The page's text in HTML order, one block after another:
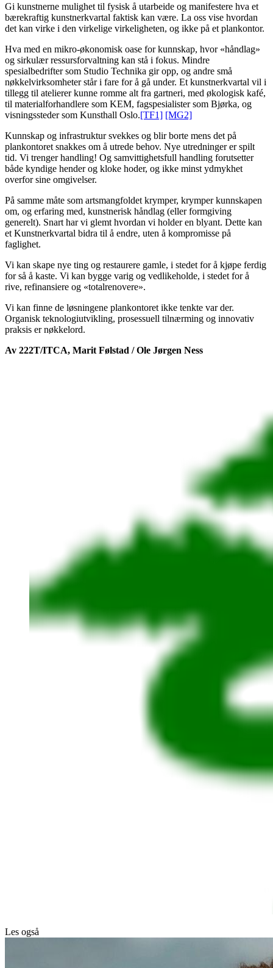
Gi kunstnerne mulighet til fysisk å utarbeide og manifestere hva et
bærekraftig kunstnerkvartal faktisk kan være. La oss vise hvordan
det kan virke i den virkelige virkeligheten, og ikke på et plankontor.
Hva med en mikro-økonomisk oase for kunnskap, hvor «håndlag»
og sirkulær ressursforvaltning kan stå i fokus. Mindre
spesialbedrifter som Studio Technika gir opp, og andre små
nøkkelvirksomheter står i fare for å gå under. Et kunstnerkvartal vil i
tillegg til atelierer kunne romme alt fra gartneri, med økologisk kafé,
til materialforhandlere som KEM, fagspesialister som Bjørka, og
visningssteder som Kunsthall Oslo.[TF1] [MG2]
Kunnskap og infrastruktur svekkes og blir borte mens det på
plankontoret snakkes om å utrede behov. Nye utredninger er spilt
tid. Vi trenger handling! Og samvittighetsfull handling forutsetter
både kyndige hender og kloke hoder, og ikke minst ydmykhet
overfor sine omgivelser.
På samme måte som artsmangfoldet krymper, krymper kunnskapen
om, og erfaring med, kunstnerisk håndlag (eller formgiving
generelt). Snart har vi glemt hvordan vi holder en blyant. Dette kan
et Kunstnerkvartal bidra til å endre, uten å kompromisse på
faglighet.
Vi kan skape nye ting og restaurere gamle, i stedet for å kjøpe ferdig
for så å kaste. Vi kan bygge varig og vedlikeholde, i stedet for å
rive, refinansiere og «totalrenovere».
Vi kan finne de løsningene plankontoret ikke tenkte var der.
Organisk teknologiutvikling, prosessuell tilnærming og innovativ
praksis er nøkkelord.
Av 222T/ITCA, Marit Følstad / Ole Jørgen Ness
Les også